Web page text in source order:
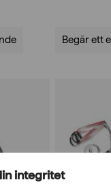
integritet
Begär ett